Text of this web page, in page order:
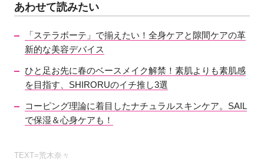
あわせて読みたい
「ステラボーテ」で揃えたい！全身ケアと隙間ケアの革
新的な美容デバイス
ひと足お先に春のベースメイク解禁！素肌よりも素肌感
を目指す、SHIRORUのイチ推し3選
コーピング理論に着目したナチュラルスキンケア。SAIL
で保湿＆心身ケアも！
TEXT=荒木奈々